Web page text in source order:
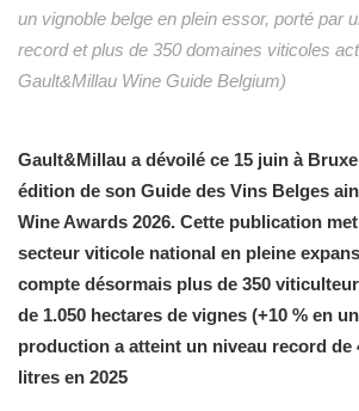
un vignoble belge en plein essor, porté par
record et plus de 350 domaines viticoles
Gault&Millau Wine Guide Belgium)
Gault&Millau a dévoilé ce 15 juin à
édition de son Guide des Vins Belges
Wine Awards 2026. Cette publication
secteur viticole national en pleine
compte désormais plus de 350
de 1.050 hectares de vignes (+10 % en
production a atteint un niveau record de
litres en 2025